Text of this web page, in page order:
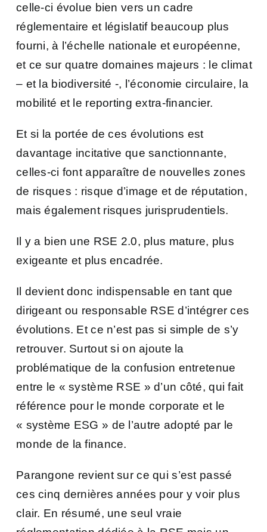
celle-ci évolue bien vers un cadre
réglementaire et législatif beaucoup plus
fourni, à l’échelle nationale et européenne,
et ce sur quatre domaines majeurs : le climat
– et la biodiversité -, l’économie circulaire, la
mobilité et le reporting extra-financier.
Et si la portée de ces évolutions est
davantage incitative que sanctionnante,
celles-ci font apparaître de nouvelles zones
de risques : risque d’image et de réputation,
mais également risques jurisprudentiels.
Il y a bien une RSE 2.0, plus mature, plus
exigeante et plus encadrée.
Il devient donc indispensable en tant que
dirigeant ou responsable RSE d’intégrer ces
évolutions. Et ce n’est pas si simple de s’y
retrouver. Surtout si on ajoute la
problématique de la confusion entretenue
entre le « système RSE » d’un côté, qui fait
référence pour le monde corporate et le
« système ESG » de l’autre adopté par le
monde de la finance.
Parangone revient sur ce qui s’est passé
ces cinq dernières années pour y voir plus
clair. En résumé, une seul vraie